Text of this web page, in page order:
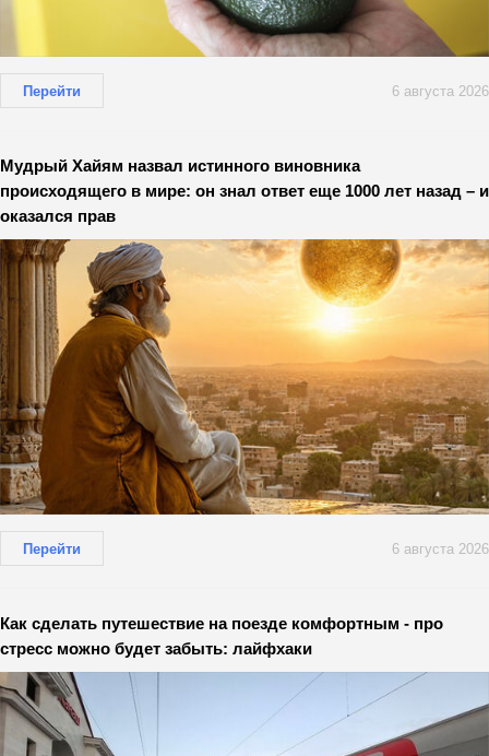
Перейти 6 августа 2026
Мудрый Хайям назвал истинного виновника
происходящего в мире: он знал ответ еще 1000 лет назад – и
оказался прав
Перейти 6 августа 2026
Как сделать путешествие на поезде комфортным - про
стресс можно будет забыть: лайфхаки